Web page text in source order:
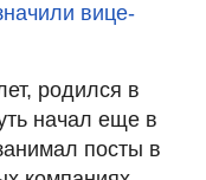
вице-
родился в
начал еще в
посты в